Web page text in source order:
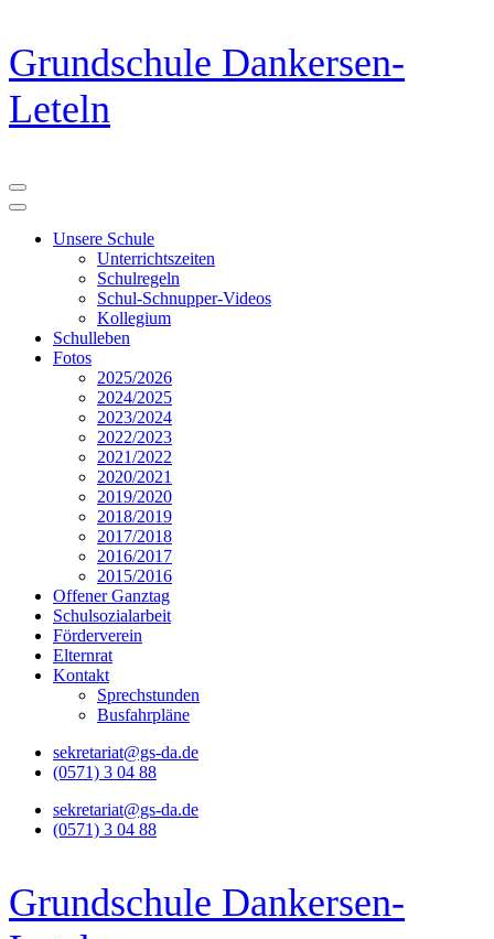
Zum
Inhalt
springen
(Eingabetaste
drücken)
Grundschule Dankersen-
Leteln
Unsere Schule
Unterrichtszeiten
Schulregeln
Schul-Schnupper-Videos
Kollegium
Schulleben
Fotos
2025/2026
2024/2025
2023/2024
2022/2023
2021/2022
2020/2021
2019/2020
2018/2019
2017/2018
2016/2017
2015/2016
Offener Ganztag
Schulsozialarbeit
Förderverein
Elternrat
Kontakt
Sprechstunden
Busfahrpläne
sekretariat@gs-da.de
(0571) 3 04 88
sekretariat@gs-da.de
(0571) 3 04 88
Grundschule Dankersen-